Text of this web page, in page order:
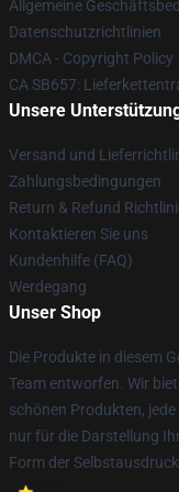
Allgemeine
Datenschutzrichtlinien
DMCA - Copyright Policy
CA SB657:
Unsere
Versand und
Zahlungsbedingungen
Return & Refund
Kontaktieren Sie uns
Kundenhilfe (FAQ)
Werdegang
Unser Shop
Die Produkte in diesem
Team entworfen. Wir
schönen Produkten,
nur für die Darstellung
Form der